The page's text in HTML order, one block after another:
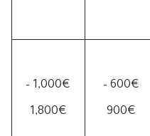
600€ –
900€
1,000€ –
1,800€